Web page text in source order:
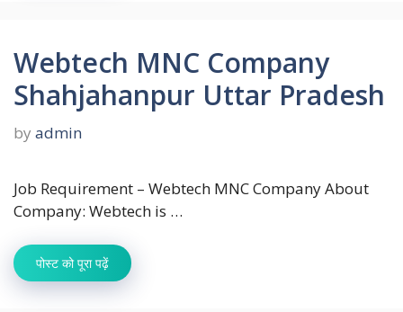
Webtech MNC Company
Shahjahanpur Uttar Pradesh
by admin
Job Requirement – Webtech MNC Company About
Company: Webtech is …
पोस्ट को पूरा पढ़ें